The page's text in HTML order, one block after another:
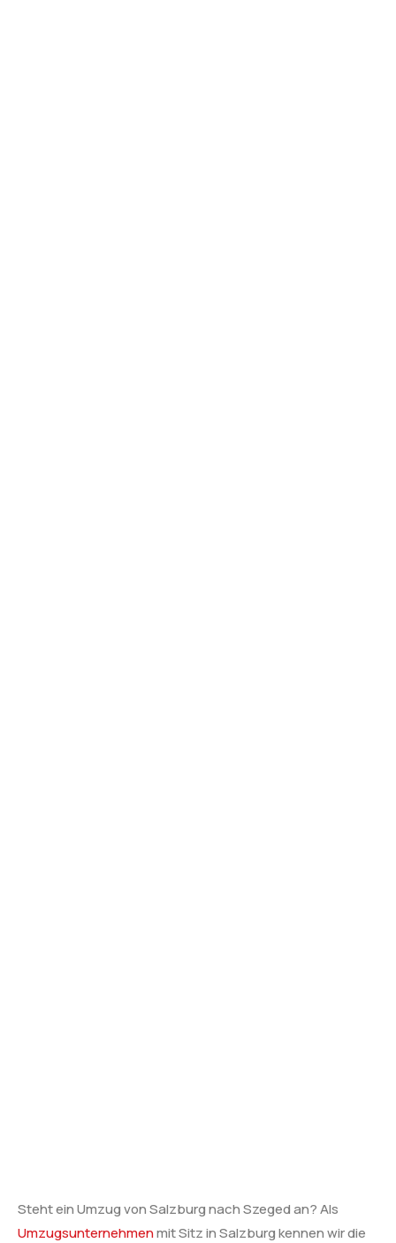
Steht ein Umzug von Salzburg nach Szeged an? Als
Umzugsunternehmenmit Sitz in Salzburg kennen wir die